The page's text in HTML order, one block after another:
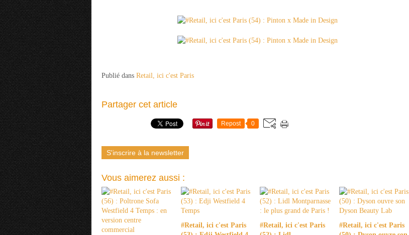
Publié dans Retail, ici c'est Paris
Partager cet article
Repost 0
S'inscrire à la newsletter
Vous aimerez aussi :
#Retail, ici c'est Paris
#Retail, ici c'est Paris
#Retail, ici c'est Paris